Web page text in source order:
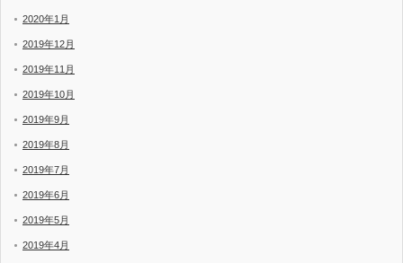
2020年1月
2019年12月
2019年11月
2019年10月
2019年9月
2019年8月
2019年7月
2019年6月
2019年5月
2019年4月